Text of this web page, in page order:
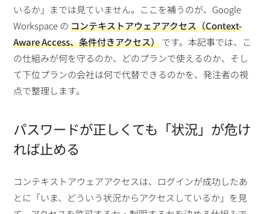
いるか」までは見ていません。ここを補うのが、Google
Workspace のコンテキストアウェアアクセス（Context-
Aware Access、条件付きアクセス）です。本記事では、こ
の仕組みが何を守るのか、どのプランで使えるのか、そし
て下位プランの会社は何で代替できるのかを、発注者の視
点で整理します。
パスワードが正しくても「状況」が危け
れば止める
コンテキストアウェアアクセスは、ログインが成功したあ
とに「いま、どういう状況からアクセスしているか」を見